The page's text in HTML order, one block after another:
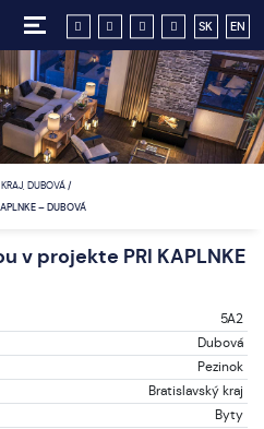
SK EN
DUBOVÁ/
– DUBOVÁ
v projekte PRI KAPLNKE
5A2
Dubová
Pezinok
Bratislavský kraj
Byty